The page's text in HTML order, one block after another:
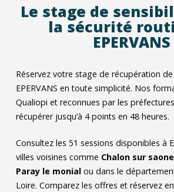
Le stage de
la sécurité
EPERVANS
Réservez votre stage de récupération
EPERVANS en toute simplicité. Nos
Qualiopi et reconnues par les
récupérer jusqu’à 4 points en 48 heures.
Consultez les 51 sessions disponibles à
villes voisines comme Chalon sur saone
Paray le monialou dans le
Loire. Comparez les offres et réservez